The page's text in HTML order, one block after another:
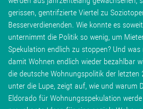
gerissen, gentrifzierte Viertel zu
Besserverdienenden. Wie konnte es
unternimmt die Politik so wenig, um
Spekulation endlich zu stoppen? Und
damit Wohnen endlich wieder bezahlbar
die deutsche Wohnungspolitik der
unter die Lupe, zeigt auf, wie und warum
Eldorado für Wohnungsspekulation